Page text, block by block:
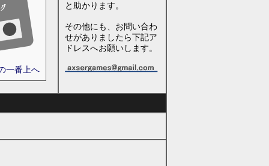
一番上へ
と助かります。
その他にも、お問い合わ
せがありましたら下記ア
ドレスへお願いします。